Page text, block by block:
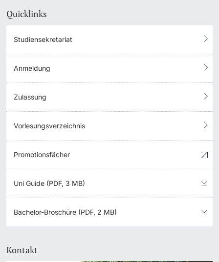
Quicklinks
Studiensekretariat
Anmeldung
Zulassung
Vorlesungsverzeichnis
Promotionsfächer
Uni Guide (PDF, 3 MB)
Bachelor-Broschüre (PDF, 2 MB)
Kontakt